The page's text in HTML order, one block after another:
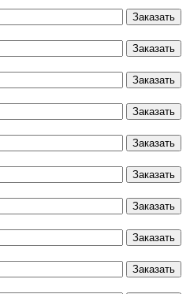
Заказать
Заказать
Заказать
Заказать
Заказать
Заказать
Заказать
Заказать
Заказать